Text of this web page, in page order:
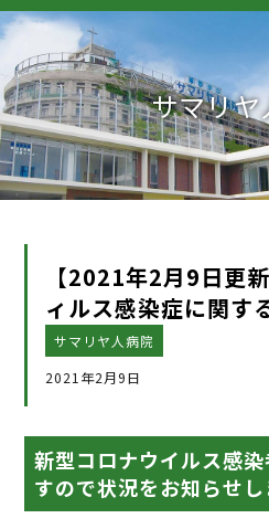
サマリ
【2021年2月9日更
ィルス感染症に関す
サマリヤ人病院
2021年2月9日
新型コロナウイルス感
すので状況をお知らせし